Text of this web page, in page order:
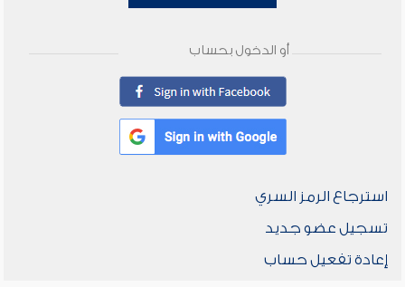
أو الدخول بحساب
استرجاع الرمز السري
تسجيل عضو جديد
إعادة تفعيل حساب